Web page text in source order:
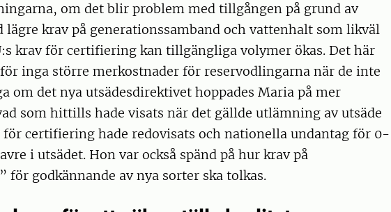
om det blir problem med tillgången på grund av
lägre krav på generationssamband och vattenhalt som likväl
krav för certifiering kan tillgängliga volymer ökas. Det här
inga större merkostnader för reservodlingarna när de inte
om det nya utsädesdirektivet hoppades Maria på mer
som hittills hade visats när det gällde utlämning av utsäde
certifiering hade redovisats och nationella undantag för 0-
i utsädet. Hon var också spänd på hur krav på
för godkännande av nya sorter ska tolkas.